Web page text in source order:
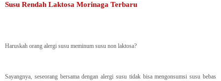
Susu Rendah Laktosa Morinaga Terbaru
Haruskah orang alergi susu meminum susu non laktosa?
Sayangnya, seseorang bersama dengan alergi susu tidak bisa mengonsumsi susu bebas